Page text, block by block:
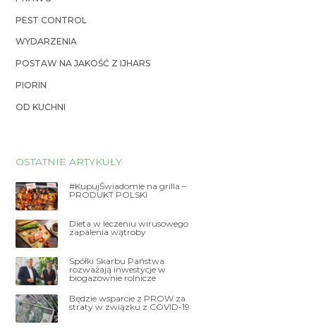
PEST CONTROL
WYDARZENIA
POSTAW NA JAKOŚĆ Z IJHARS
PIORIN
OD KUCHNI
OSTATNIE ARTYKUŁY
#KupujŚwiadomie na grilla –
PRODUKT POLSKI
Dieta w leczeniu wirusowego
zapalenia wątroby
Spółki Skarbu Państwa
rozważają inwestycje w
biogazownie rolnicze
Będzie wsparcie z PROW za
straty w związku z COVID-19